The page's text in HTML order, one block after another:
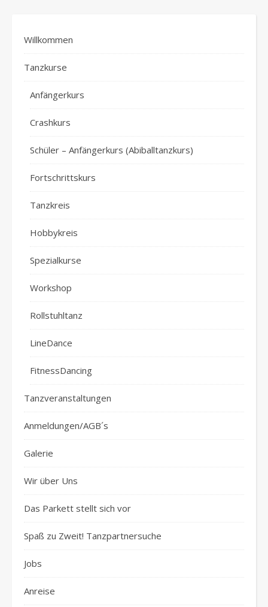
Willkommen
Tanzkurse
Anfängerkurs
Crashkurs
Schüler – Anfängerkurs (Abiballtanzkurs)
Fortschrittskurs
Tanzkreis
Hobbykreis
Spezialkurse
Workshop
Rollstuhltanz
LineDance
FitnessDancing
Tanzveranstaltungen
Anmeldungen/AGB´s
Galerie
Wir über Uns
Das Parkett stellt sich vor
Spaß zu Zweit! Tanzpartnersuche
Jobs
Anreise